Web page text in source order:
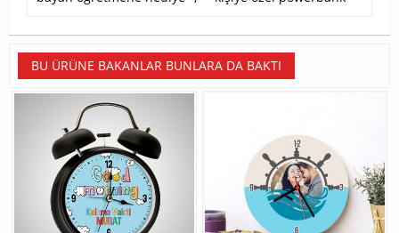
BU ÜRÜNE BAKANLAR BUNLARA DA BAKTI